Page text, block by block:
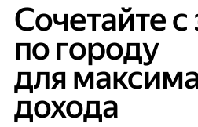
Сочетайте
по городу
для
дохода